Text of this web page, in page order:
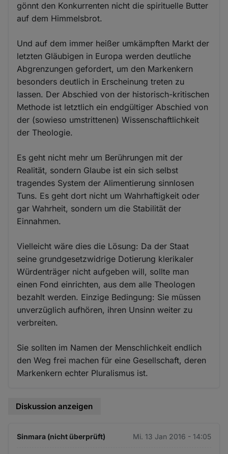
gönnt den Konkurrenten nicht die spirituelle Butter
auf dem Himmelsbrot.
Und auf dem immer heißer umkämpften Markt der
letzten Gläubigen in Europa werden deutliche
Abgrenzungen gefordert, um den Markenkern
besonders deutlich in Erscheinung treten zu
lassen. Der Abschied von der historisch-kritischen
Methode ist letztlich ein endgültiger Abschied von
der (sowieso umstrittenen) Wissenschaftlichkeit
der Theologie.
Es geht nicht mehr um Berührungen mit der
Realität, sondern Glaube ist ein sich selbst
tragendes System der Alimentierung sinnlosen
Tuns. Es geht dort nicht um Wahrhaftigkeit oder
gar Wahrheit, sondern um die Stabilität der
Einnahmen.
Vielleicht wäre dies die Lösung: Da der Staat
seine grundgesetzwidrige Dotierung klerikaler
Würdenträger nicht aufgeben will, sollte man
einen Fond einrichten, aus dem alle Theologen
bezahlt werden. Einzige Bedingung: Sie müssen
unverzüglich aufhören, ihren Unsinn weiter zu
verbreiten.
Sie sollten im Namen der Menschlichkeit endlich
den Weg frei machen für eine Gesellschaft, deren
Markenkern echter Pluralismus ist.
Diskussion anzeigen
Sinmara (nicht überprüft) Mi. 13 Jan 2016 - 14:05